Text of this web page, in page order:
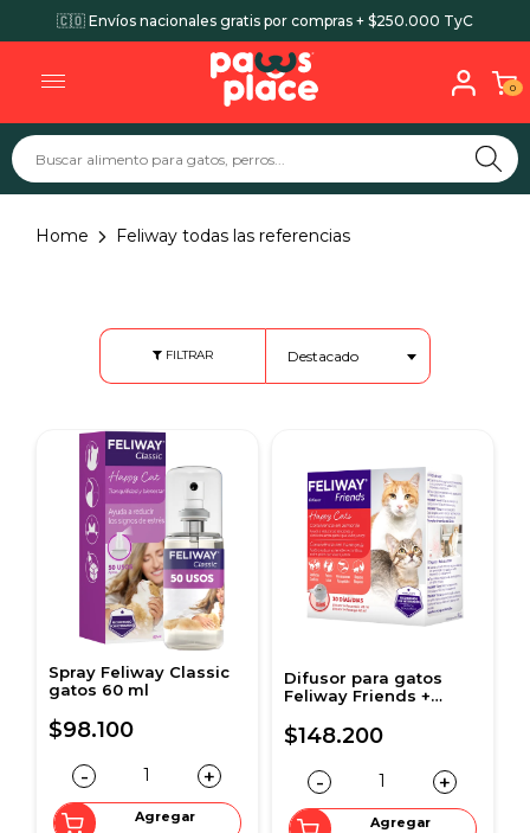
🇨🇴 Envíos nacionales gratis por compras + $250.000 TyC
0
Home Feliway todas las referencias
FILTRAR Destacado
Spray Feliway Classic
gatos 60 ml
$98.100
- +
Agregar
Difusor para gatos
Feliway Friends +
$148.200
- +
Agregar